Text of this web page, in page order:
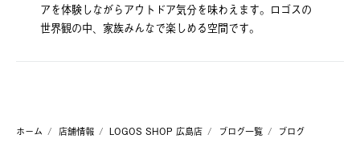
アを体験しながらアウトドア気分を味わえます。ロゴスの
世界観の中、家族みんなで楽しめる空間です。
ホーム 店舗情報 LOGOS SHOP 広島店 ブログ一覧 ブログ